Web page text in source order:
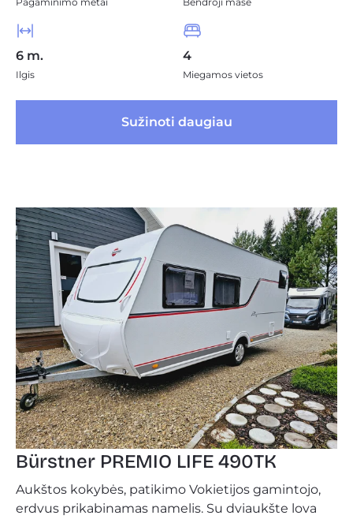
6 m.
Ilgis
4
Miegamos vietos
Sužinoti daugiau
Bürstner PREMIO LIFE 490TK
Aukštos kokybės, patikimo Vokietijos gamintojo,
erdvus prikabinamas namelis. Su dviaukšte lova